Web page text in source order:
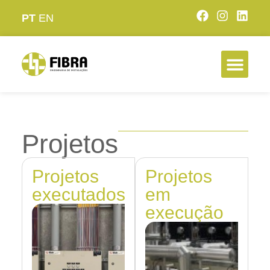
PT EN
Projetos
Projetos
executados
Projetos
em
execução